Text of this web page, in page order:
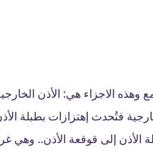
وهذه الاجزاء هي: الأذن
فتُحدث إهتزازات بطبلة
الأذن إلى قوقعة الأذن.. وهي